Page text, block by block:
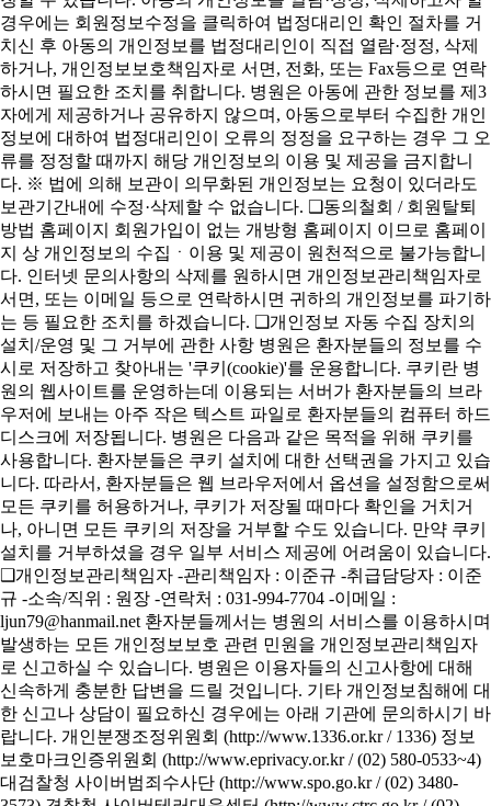
경우에는 회원정보수정을 클릭하여 법정대리인 확인 절차를 거
치신 후 아동의 개인정보를 법정대리인이 직접 열람·정정, 삭제
하거나, 개인정보보호책임자로 서면, 전화, 또는 Fax등으로 연락
하시면 필요한 조치를 취합니다. 병원은 아동에 관한 정보를 제3
자에게 제공하거나 공유하지 않으며, 아동으로부터 수집한 개인
정보에 대하여 법정대리인이 오류의 정정을 요구하는 경우 그 오
류를 정정할 때까지 해당 개인정보의 이용 및 제공을 금지합니
다. ※ 법에 의해 보관이 의무화된 개인정보는 요청이 있더라도
보관기간내에 수정·삭제할 수 없습니다. ❑동의철회 / 회원탈퇴
방법 홈페이지 회원가입이 없는 개방형 홈페이지 이므로 홈페이
지 상 개인정보의 수집ㆍ이용 및 제공이 원천적으로 불가능합니
다. 인터넷 문의사항의 삭제를 원하시면 개인정보관리책임자로
서면, 또는 이메일 등으로 연락하시면 귀하의 개인정보를 파기하
는 등 필요한 조치를 하겠습니다. ❑개인정보 자동 수집 장치의
설치/운영 및 그 거부에 관한 사항 병원은 환자분들의 정보를 수
시로 저장하고 찾아내는 '쿠키(cookie)'를 운용합니다. 쿠키란 병
원의 웹사이트를 운영하는데 이용되는 서버가 환자분들의 브라
우저에 보내는 아주 작은 텍스트 파일로 환자분들의 컴퓨터 하드
디스크에 저장됩니다. 병원은 다음과 같은 목적을 위해 쿠키를
사용합니다. 환자분들은 쿠키 설치에 대한 선택권을 가지고 있습
니다. 따라서, 환자분들은 웹 브라우저에서 옵션을 설정함으로써
모든 쿠키를 허용하거나, 쿠키가 저장될 때마다 확인을 거치거
나, 아니면 모든 쿠키의 저장을 거부할 수도 있습니다. 만약 쿠키
설치를 거부하셨을 경우 일부 서비스 제공에 어려움이 있습니다.
❑개인정보관리책임자 -관리책임자 : 이준규 -취급담당자 : 이준
규 -소속/직위 : 원장 -연락처 : 031-994-7704 -이메일 :
ljun79@hanmail.net 환자분들께서는 병원의 서비스를 이용하시며
발생하는 모든 개인정보보호 관련 민원을 개인정보관리책임자
로 신고하실 수 있습니다. 병원은 이용자들의 신고사항에 대해
신속하게 충분한 답변을 드릴 것입니다. 기타 개인정보침해에 대
한 신고나 상담이 필요하신 경우에는 아래 기관에 문의하시기 바
랍니다. 개인분쟁조정위원회 (http://www.1336.or.kr / 1336) 정보
보호마크인증위원회 (http://www.eprivacy.or.kr / (02) 580-0533~4)
대검찰청 사이버범죄수사단 (http://www.spo.go.kr / (02) 3480-